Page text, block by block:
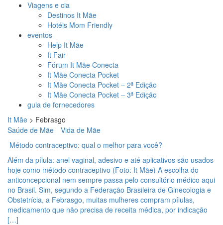
Viagens e cia
Destinos It Mãe
Hotéis Mom Friendly
eventos
Help It Mãe
It Fair
Fórum It Mãe Conecta
It Mãe Conecta Pocket
It Mãe Conecta Pocket – 2ª Edição
It Mãe Conecta Pocket – 3ª Edição
guia de fornecedores
It Mãe > Febrasgo
Saúde de Mãe
Vida de Mãe
Método contraceptivo: qual o melhor para você?
Além da pílula: anel vaginal, adesivo e até aplicativos são usados
hoje como método contraceptivo (Foto: It Mãe) A escolha do
anticoncepcional nem sempre passa pelo consultório médico aqui
no Brasil. Sim, segundo a Federação Brasileira de Ginecologia e
Obstetrícia, a Febrasgo, muitas mulheres compram pílulas,
medicamento que não precisa de receita médica, por indicação
[…]